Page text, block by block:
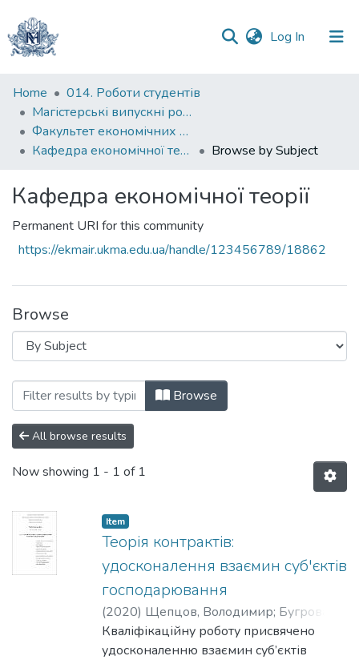
Log In (current)
Communities
&
Collections
All of DSpace
Home
014. Роботи студентів
Магістерські випускні роботи
Факультет економічних наук
Кафедра економічної теорії
Browse by Subject
Кафедра економічної теорії
Permanent URI for this community
https://ekmair.ukma.edu.ua/handle/123456789/18862
Browse
Browsing Кафедра економічної
Browse
All browse results
Now showing 1 - 1 of 1
Item
Теорія контрактів:
удосконалення взаємин суб'єктів
господарювання
(2020) Щепцов, Володимир; Бугрова,
Олена
Кваліфікаційну роботу присвячено
удосконаленню взаємин суб’єктів